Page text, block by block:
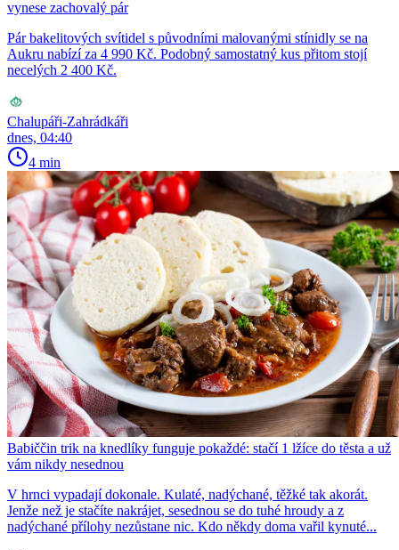
vynese zachovalý pár
Pár bakelitových svítidel s původními malovanými stínidly se na
Aukru nabízí za 4 990 Kč. Podobný samostatný kus přitom stojí
necelých 2 400 Kč.
Chalupáři-Zahrádkáři
dnes, 04:40
4 min
Babiččin trik na knedlíky funguje pokaždé: stačí 1 lžíce do těsta a už
vám nikdy nesednou
V hrnci vypadají dokonale. Kulaté, nadýchané, těžké tak akorát.
Jenže než je stačíte nakrájet, sesednou se do tuhé hroudy a z
nadýchané přílohy nezůstane nic. Kdo někdy doma vařil kynuté...